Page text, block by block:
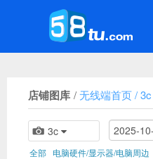
店铺图库 /无线端首页/3c
3c
全部 电脑硬件/显示器/电脑周边